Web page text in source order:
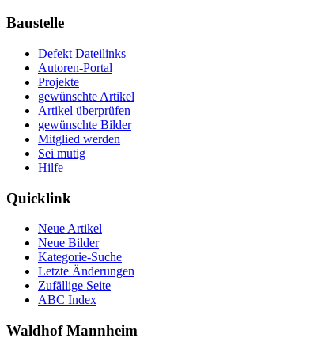
Baustelle
Defekt Dateilinks
Autoren-Portal
Projekte
gewünschte Artikel
Artikel überprüfen
gewünschte Bilder
Mitglied werden
Sei mutig
Hilfe
Quicklink
Neue Artikel
Neue Bilder
Kategorie-Suche
Letzte Änderungen
Zufällige Seite
ABC Index
Waldhof Mannheim